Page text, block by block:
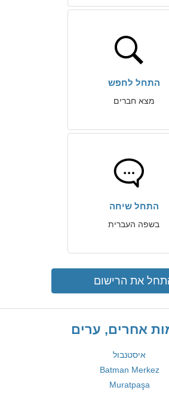
התחל לחפש
מצא חברים
התחל שיחה
בשפה העברית
את הרישום
אחרים, ערים
איסטנבול
Batman Merkez
Muratpaşa